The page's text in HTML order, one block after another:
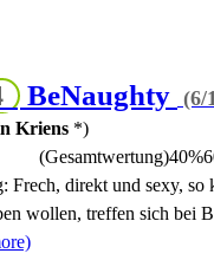
BeNaughty (6/
Kriens *)
(Gesamtwertung)40%
Frech, direkt und sexy,
wollen, treffen sich bei